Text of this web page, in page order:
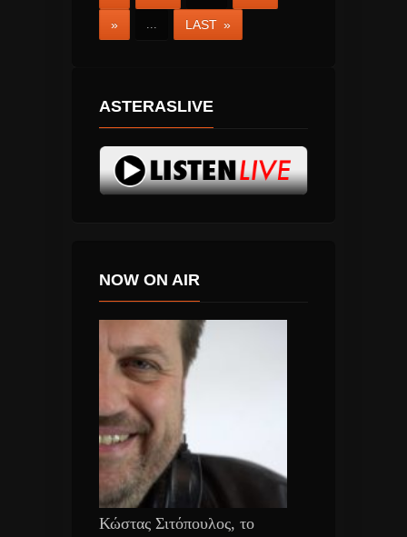
» ... LAST »
ASTERASLIVE
NOW ON AIR
Κώστας Σιτόπουλος, το